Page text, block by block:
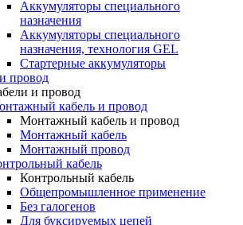
Аккумуляторы специального
назначения
Аккумуляторы специального
назначения, технология GEL
Стартерные аккумуляторы
провод
и провод
кабель и провод
Монтажный кабель и провод
Монтажный кабель
Монтажный провод
кабель
Контрольный кабель
Общепромышленное применение
Без галогенов
Для буксируемых цепей